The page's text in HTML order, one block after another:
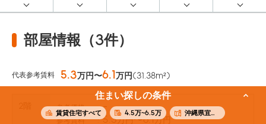
住まい探しの条件
賃貸住宅すべて 4.5万~6.5万 沖縄県宜野湾市
部屋情報（3件）
代表参考賃料 5.3万円〜6.1万円(31.38m²)
参考価格 -
参考賃料 5.3万円〜6.1万円